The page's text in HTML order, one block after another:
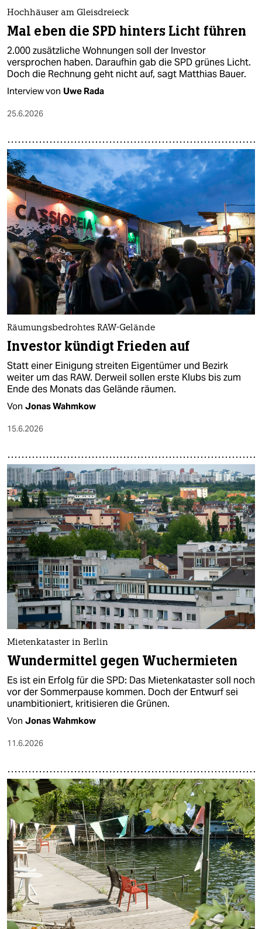
Hochhäuser am Gleisdreieck
Mal eben die SPD hinters Licht führen
2.000 zusätzliche Wohnungen soll der Investor
versprochen haben. Daraufhin gab die SPD grünes Licht.
Doch die Rechnung geht nicht auf, sagt Matthias Bauer.
Interview von Uwe Rada
25.6.2026
Räumungsbedrohtes RAW-Gelände
Investor kündigt Frieden auf
Statt einer Einigung streiten Eigentümer und Bezirk
weiter um das RAW. Derweil sollen erste Klubs bis zum
Ende des Monats das Gelände räumen.
Von Jonas Wahmkow
15.6.2026
Mietenkataster in Berlin
Wundermittel gegen Wuchermieten
Es ist ein Erfolg für die SPD: Das Mietenkataster soll noch
vor der Sommerpause kommen. Doch der Entwurf sei
unambitioniert, kritisieren die Grünen.
Von Jonas Wahmkow
11.6.2026